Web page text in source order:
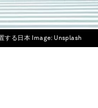
する日本 Image: Unsplash